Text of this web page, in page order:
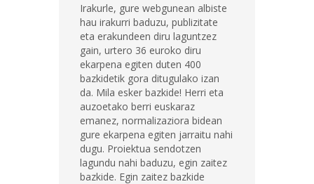
Irakurle, gure webgunean albiste
hau irakurri baduzu, publizitate
eta erakundeen diru laguntzez
gain, urtero 36 euroko diru
ekarpena egiten duten 400
bazkidetik gora ditugulako izan
da. Mila esker bazkide! Herri eta
auzoetako berri euskaraz
emanez, normalizaziora bidean
gure ekarpena egiten jarraitu nahi
dugu. Proiektua sendotzen
lagundu nahi baduzu, egin zaitez
bazkide. Egin zaitez bazkide